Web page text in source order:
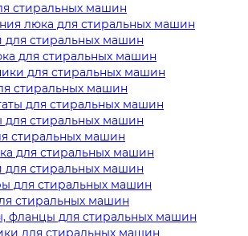
стиральных машин
люка для стиральных машин
для стиральных машин
для стиральных машин
для стиральных машин
стиральных машин
для стиральных машин
стиральных машин
стиральных машин
для стиральных машин
для стиральных машин
для стиральных машин
стиральных машин
фланцы для стиральных машин
для стиральных машин